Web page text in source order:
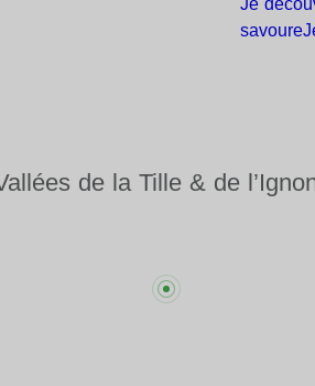
Je
savoure
de la Tille & de